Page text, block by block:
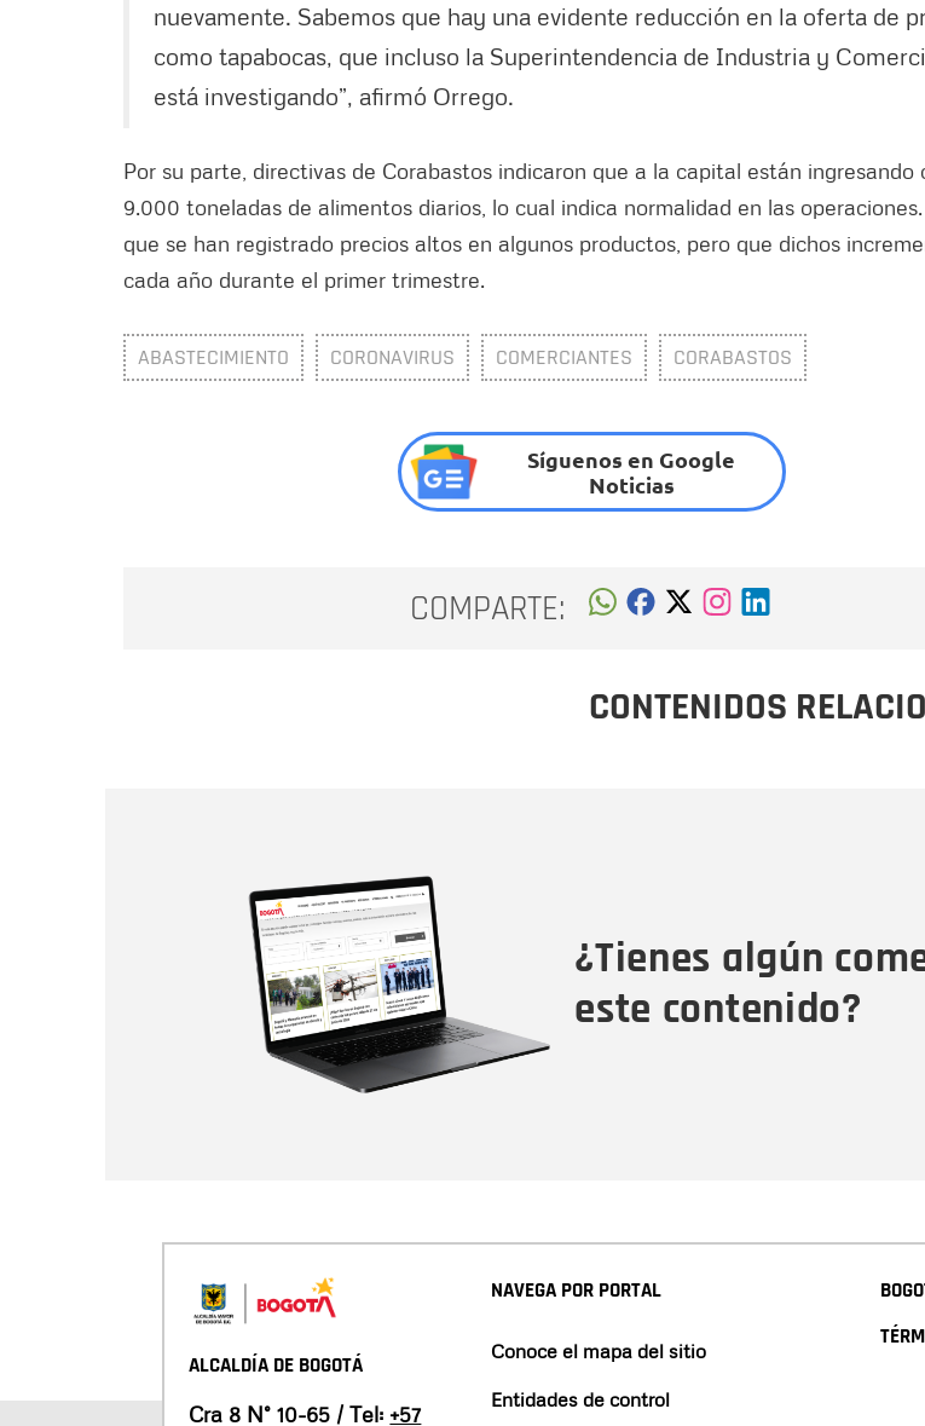
nuevamente. Sabemos que hay una evidente reducción en la oferta de
como tapabocas, que incluso la Superintendencia de Industria y
está investigando”, afirmó Orrego.
Por su parte, directivas de Corabastos indicaron que a la capital están ingresando
9.000 toneladas de alimentos diarios, lo cual indica normalidad en las
que se han registrado precios altos en algunos productos, pero que dichos
cada año durante el primer trimestre.
ABASTECIMIENTO CORONAVIRUS COMERCIANTES CORABASTOS
Síguenos en Google
Noticias
COMPARTE:
CONTENIDOS
¿Tienes algún
este contenido?
ALCALDÍA DE BOGOTÁ
Cra 8 N° 10-65 / Tel: +57
NAVEGA POR PORTAL
Conoce el mapa del sitio
Entidades de control